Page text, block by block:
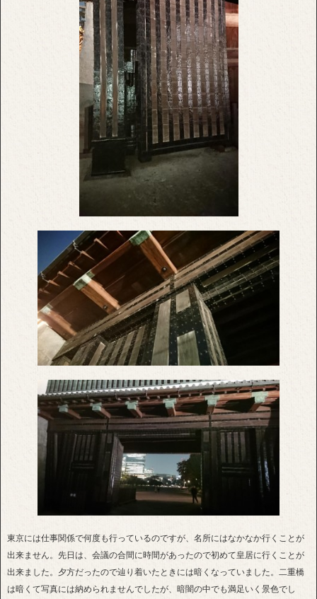
東京には仕事関係で何度も行っているのですが、名所にはなかなか行くことが
出来ません。先日は、会議の合間に時間があったので初めて皇居に行くことが
出来ました。夕方だったので辿り着いたときには暗くなっていました。二重橋
は暗くて写真には納められませんでしたが、暗闇の中でも満足いく景色でし